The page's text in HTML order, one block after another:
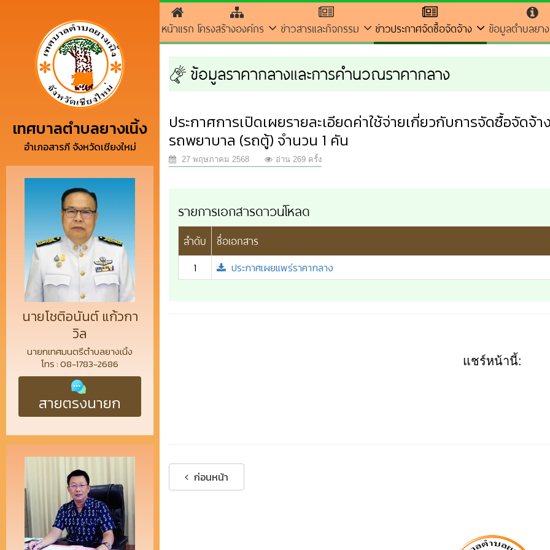
เทศบาลตำบลยางเนิ้ง
อำเภอสารภี จังหวัดเชียงใหม่
นายโชติอนันต์ แก้วกา
วิล
นายกเทศมนตรีตำบลยางเนิ้ง
โทร : 08-1783-2686
สายตรงนายก
หน้าแรก โครงสร้างองค์กร ข่าวสารและกิจกรรม ข่าวประกาศจัดซื้อจัดจ้าง ข้อมูลตำบลยาง
ข้อมูลราคากลางและการคำนวณราคากลาง
ประกาศการเปิดเผยรายละเอียดค่าใช้จ่ายเกี่ยวกับการจัดซื้อจัดจ้
รถพยาบาล (รถตู้) จำนวน 1 คัน
27 พฤษภาคม 2568 อ่าน 269 ครั้ง
รายการเอกสารดาวน์โหลด
ลำดับ ชื่อเอกสาร
1 ประกาศเผยแพร่ราคากลาง
แชร์หน้านี้:
ก่อนหน้า